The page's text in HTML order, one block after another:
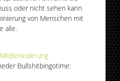
oder nicht sehen kann
von Menschen mit
alle.
Bullshitbingotime: